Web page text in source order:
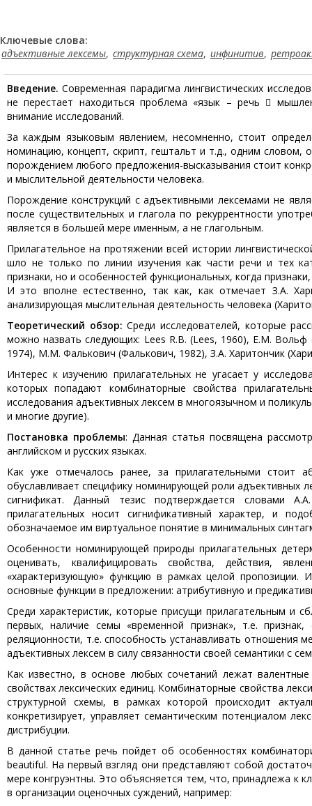
Ключевые слова:
адъективные лексемы, структурная схема, инфинитив,
Введение.Современная парадигма лингвистических
не перестает находиться проблема «язык – речь 
внимание исследований.
За каждым языковым явлением, несомненно, стоит
номинацию, концепт, скрипт, гештальт и т.д., одним словом,
порождением любого предложения-высказывания стоит
и мыслительной деятельности человека.
Порождение конструкций с адъективными лексемами не
после существительных и глагола по рекуррентности
является в большей мере именным, а не глагольным.
Прилагательное на протяжении всей истории
шло не только по линии изучения как части речи и тех
признаки, но и особенностей функциональных, когда
И это вполне естественно, так как, как отмечает З.А.
анализирующая мыслительная деятельность человека
Теоретический обзор: Среди исследователей, которые
можно назвать следующих: Lees R.B. (Lees, 1960), Е.М.
1974), М.М. Фалькович (Фалькович, 1982), З.А. Харитончик
Интерес к изучению прилагательных не угасает у
которых попадают комбинаторные свойства
исследования адъективных лексем в многоязычном и
и многие другие).
Постановка проблемы: Данная статья посвящена
английском и русских языках.
Как уже отмечалось ранее, за прилагательными стоит
обуславливает специфику номинирующей роли адъективных
сигнификат. Данный тезис подтверждается словами
прилагательных носит сигнификативный характер, и
обозначаемое им виртуальное понятие в минимальных
Особенности номинирующей природы прилагательных
оценивать, квалифицировать свойства, действия,
«характеризующую» функцию в рамках целой
основные функции в предложении: атрибутивную и
Среди характеристик, которые присущи прилагательным и
первых, наличие семы «временной признак», т.е.
реляционности, т.е. способность устанавливать отношения
адъективных лексем в силу связанности своей семантики с
Как известно, в основе любых сочетаний лежат
свойствах лексических единиц. Комбинаторные свойства
структурной схемы, в рамках которой происходит
конкретизирует, управляет семантическим потенциалом
дистрибуции.
В данной статье речь пойдет об особенностях
beautiful. На первый взгляд они представляют собой
мере конгруэнтны. Это объясняется тем, что, принадлежа к
в организации оценочных суждений, например: